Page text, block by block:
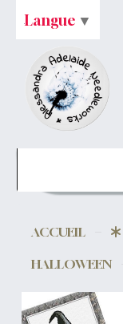
ACCUEIL
HALLOWEEN
Langue ▼